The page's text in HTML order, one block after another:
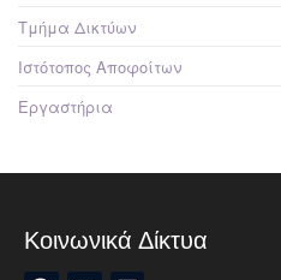
Τμήμα Δικτύων
Ιστότοπος Αποφοίτων
Εργαστήρια
Κοινωνικά Δίκτυα